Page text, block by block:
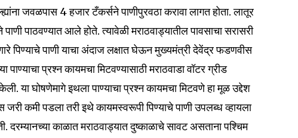
32,111
जवळपास 4 हजार टँकर्सने पाणीपुरवठा करावा लागत होता. लातूर
पाठवण्यात आले होते. त्यावेळी मराठवाड्यातील पावसाचा सरासरी
पिण्याचे पाणी याचा अंदाज लक्षात घेऊन मुख्यमंत्री देवेंद्र फडणवीस
पाण्याचा प्रश्न कायमचा मिटवण्यासाठी मराठवाडा वॉटर ग्रीड
या घोषणेमागे इथला पाण्याचा प्रश्न कायमचा मिटवणे हा मूळ उद्देश
जरी कमी पडला तरी इथे कायमस्वरूपी पिण्याचे पाणी उपलब्ध व्हायला
दरम्यानच्या काळात मराठवाड्यात दुष्काळाचे सावट असताना पश्चिम